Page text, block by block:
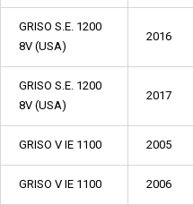
GRISO S.E. 1200
8V (USA)
2016
GRISO S.E. 1200
8V (USA)
2017
GRISO V IE 1100 2005
GRISO V IE 1100 2006